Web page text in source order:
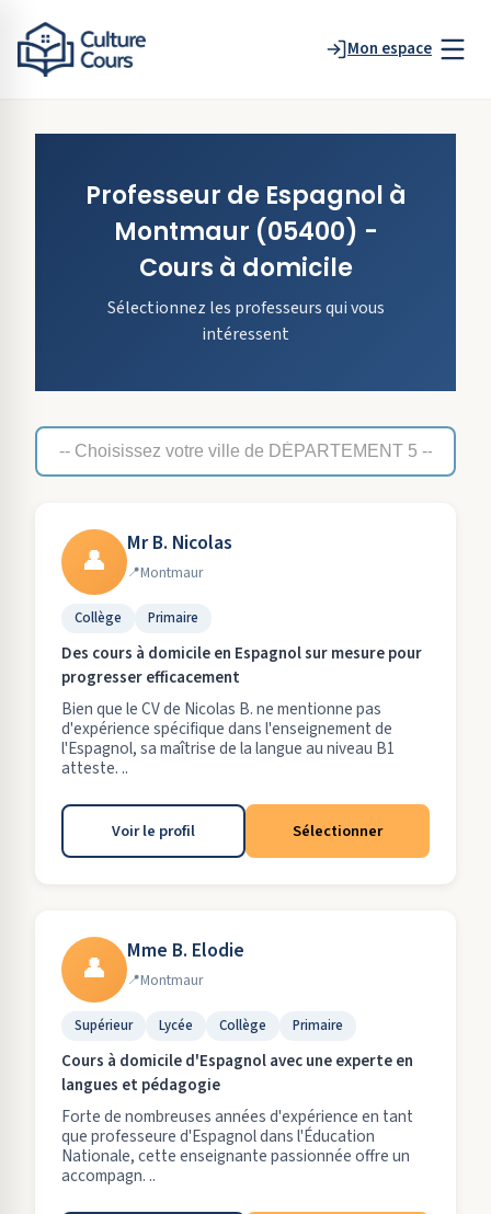
Mon espace
Professeur de Espagnol à
Montmaur (05400) -
Cours à domicile
Sélectionnez les professeurs qui vous
intéressent
👤 Mr B. Nicolas
Montmaur
Collège Primaire
Des cours à domicile en Espagnol sur mesure pour
progresser efficacement
Bien que le CV de Nicolas B. ne mentionne pas
d'expérience spécifique dans l'enseignement de
l'Espagnol, sa maîtrise de la langue au niveau B1
atteste. ..
Voir le profil Sélectionner
👤 Mme B. Elodie
Montmaur
Supérieur Lycée Collège Primaire
Cours à domicile d'Espagnol avec une experte en
langues et pédagogie
Forte de nombreuses années d'expérience en tant
que professeure d'Espagnol dans l'Éducation
Nationale, cette enseignante passionnée offre un
accompagn. ..